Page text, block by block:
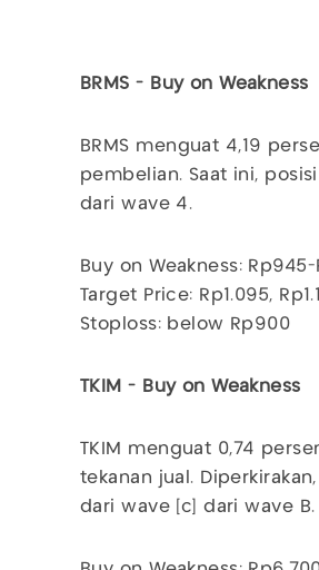
BRMS - Buy on Weakness
BRMS menguat 4,19
pembelian. Saat ini,
dari wave 4.
Buy on Weakness:
Target Price: Rp1.095,
Stoploss: below Rp900
TKIM - Buy on Weakness
TKIM menguat 0,74
tekanan jual.
dari wave [c] dari wave B.